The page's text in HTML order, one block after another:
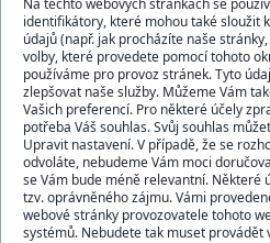
Na těchto webových stránkách se
identifikátory, které mohou také sloužit
údajů (např. jak procházíte naše
volby, které provedete pomocí tohoto
používáme pro provoz stránek. Tyto
zlepšovat naše služby. Můžeme Vám
Vašich preferencí. Pro některé účely
potřeba Váš souhlas. Svůj souhlas
Upravit nastavení. V případě, že se
odvoláte, nebudeme Vám moci
se Vám bude méně relevantní. Některé
tzv. oprávněného zájmu. Vámi
webové stránky provozovatele tohoto
systémů. Nebudete tak muset
DOPRAVCI
BEZPEČNÝ OBCHOD